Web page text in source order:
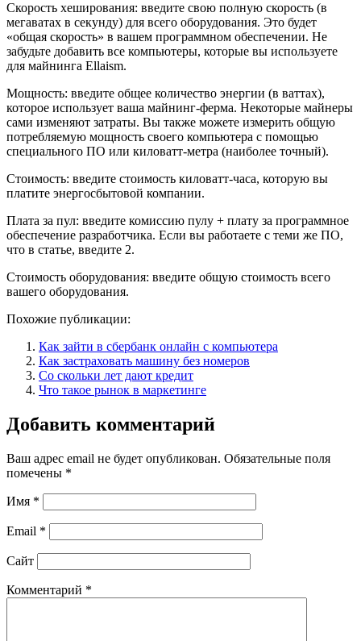
Скорость хеширования: введите свою полную скорость (в
мегаватах в секунду) для всего оборудования. Это будет
«общая скорость» в вашем программном обеспечении. Не
забудьте добавить все компьютеры, которые вы используете
для майнинга Ellaism.
Мощность: введите общее количество энергии (в ваттах),
которое использует ваша майнинг-ферма. Некоторые майнеры
сами изменяют затраты. Вы также можете измерить общую
потребляемую мощность своего компьютера с помощью
специального ПО или киловатт-метра (наиболее точный).
Стоимость: введите стоимость киловатт-часа, которую вы
платите энергосбытовой компании.
Плата за пул: введите комиссию пулу + плату за программное
обеспечение разработчика. Если вы работаете с теми же ПО,
что в статье, введите 2.
Стоимость оборудования: введите общую стоимость всего
вашего оборудования.
Похожие публикации:
Как зайти в сбербанк онлайн с компьютера
Как застраховать машину без номеров
Со скольки лет дают кредит
Что такое рынок в маркетинге
Добавить комментарий
Ваш адрес email не будет опубликован. Обязательные поля
помечены *
Имя *
Email *
Сайт
Комментарий *